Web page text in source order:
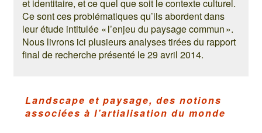
et identitaire, et ce quel que soit le contexte culturel.
Ce sont ces problématiques qu’ils abordent dans
leur étude intitulée « l’enjeu du paysage commun ».
Nous livrons ici plusieurs analyses tirées du rapport
final de recherche présenté le 29 avril 2014.
Landscape et paysage, des notions
associées à l’artialisation du monde